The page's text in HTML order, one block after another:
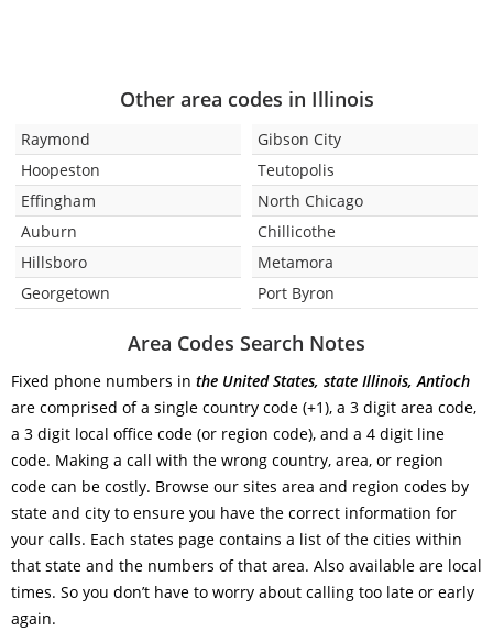
Other area codes in Illinois
Raymond
Hoopeston
Effingham
Auburn
Hillsboro
Georgetown
Gibson City
Teutopolis
North Chicago
Chillicothe
Metamora
Port Byron
Area Codes Search Notes
Fixed phone numbers in the United States, state Illinois, Antioch
are comprised of a single country code (+1), a 3 digit area code,
a 3 digit local office code (or region code), and a 4 digit line
code. Making a call with the wrong country, area, or region
code can be costly. Browse our sites area and region codes by
state and city to ensure you have the correct information for
your calls. Each states page contains a list of the cities within
that state and the numbers of that area. Also available are local
times. So you don’t have to worry about calling too late or early
again.